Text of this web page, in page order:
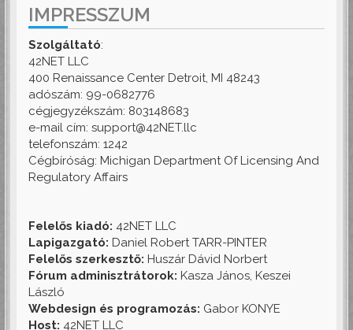
IMPRESSZUM
Szolgáltató:
42NET LLC
400 Renaissance Center Detroit, MI 48243
adószám: 99-0682776
cégjegyzékszám: 803148683
e-mail cím: support@42NET.llc
telefonszám: 1242
Cégbíróság: Michigan Department Of Licensing And
Regulatory Affairs
Felelős kiadó: 42NET LLC
Lapigazgató: Daniel Robert TARR-PINTER
Felelős szerkesztő: Huszár Dávid Norbert
Fórum adminisztrátorok: Kasza János, Keszei
László
Webdesign és programozás: Gabor KONYE
Host: 42NET LLC